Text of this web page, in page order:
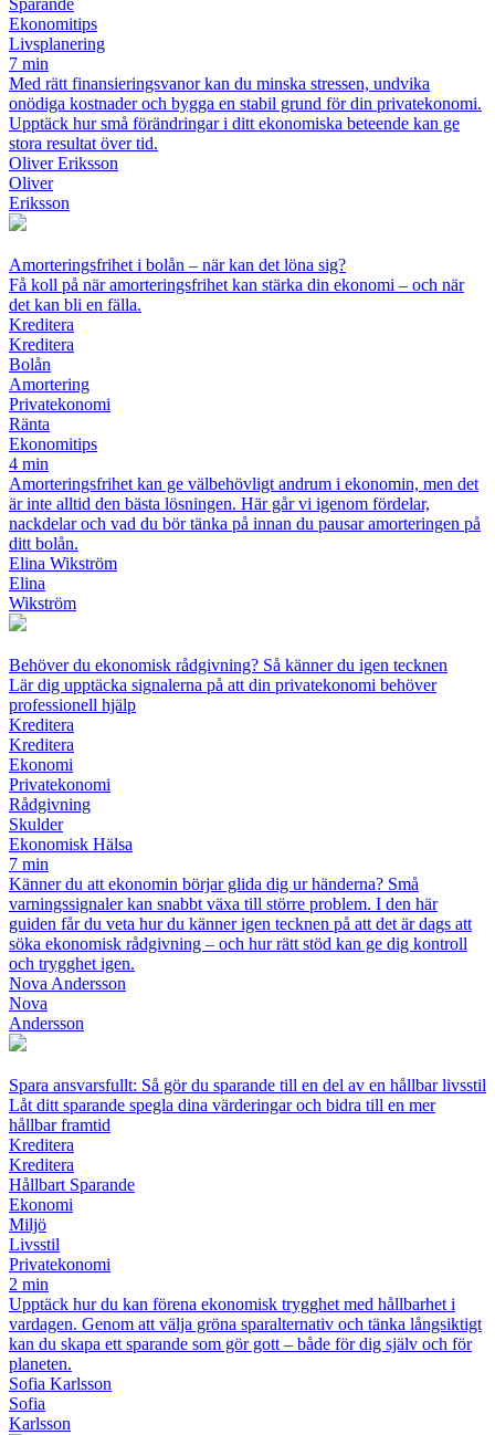
Sparande
Ekonomitips
Livsplanering
7 min
Med rätt finansieringsvanor kan du minska stressen, undvika
onödiga kostnader och bygga en stabil grund för din privatekonomi.
Upptäck hur små förändringar i ditt ekonomiska beteende kan ge
stora resultat över tid.
Oliver Eriksson
Oliver
Eriksson
Amorteringsfrihet i bolån – när kan det löna sig?
Få koll på när amorteringsfrihet kan stärka din ekonomi – och när
det kan bli en fälla.
Kreditera
Kreditera
Bolån
Amortering
Privatekonomi
Ränta
Ekonomitips
4 min
Amorteringsfrihet kan ge välbehövligt andrum i ekonomin, men det
är inte alltid den bästa lösningen. Här går vi igenom fördelar,
nackdelar och vad du bör tänka på innan du pausar amorteringen på
ditt bolån.
Elina Wikström
Elina
Wikström
Behöver du ekonomisk rådgivning? Så känner du igen tecknen
Lär dig upptäcka signalerna på att din privatekonomi behöver
professionell hjälp
Kreditera
Kreditera
Ekonomi
Privatekonomi
Rådgivning
Skulder
Ekonomisk Hälsa
7 min
Känner du att ekonomin börjar glida dig ur händerna? Små
varningssignaler kan snabbt växa till större problem. I den här
guiden får du veta hur du känner igen tecknen på att det är dags att
söka ekonomisk rådgivning – och hur rätt stöd kan ge dig kontroll
och trygghet igen.
Nova Andersson
Nova
Andersson
Spara ansvarsfullt: Så gör du sparande till en del av en hållbar livsstil
Låt ditt sparande spegla dina värderingar och bidra till en mer
hållbar framtid
Kreditera
Kreditera
Hållbart Sparande
Ekonomi
Miljö
Livsstil
Privatekonomi
2 min
Upptäck hur du kan förena ekonomisk trygghet med hållbarhet i
vardagen. Genom att välja gröna sparalternativ och tänka långsiktigt
kan du skapa ett sparande som gör gott – både för dig själv och för
planeten.
Sofia Karlsson
Sofia
Karlsson